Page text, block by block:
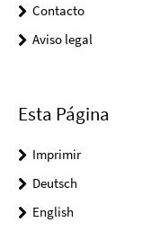
Contacto
Aviso legal
Esta Página
Imprimir
Deutsch
English